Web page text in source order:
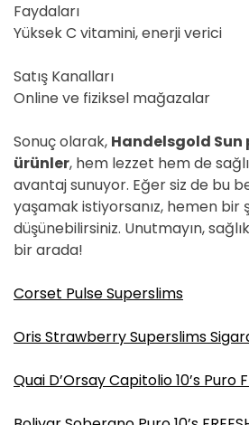
Faydaları
Yüksek C vitamini, enerji verici
Satış Kanalları
Online ve fiziksel mağazalar
Sonuç olarak, Handelsgold
ürünler, hem lezzet hem de
avantaj sunuyor. Eğer siz de bu
yaşamak istiyorsanız, hemen bir
düşünebilirsiniz. Unutmayın,
bir arada!
Corset Pulse Superslims
Oris Strawberry Superslims
Quai D’Orsay Capitolio 10’s Puro